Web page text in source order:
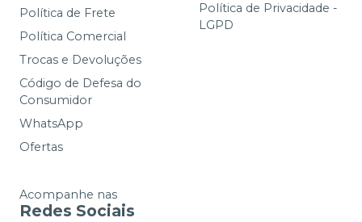
Política de Frete
Política Comercial
Trocas e Devoluções
Código de Defesa do
Consumidor
WhatsApp
Ofertas
Política de Privacidade -
LGPD
Acompanhe nas
Redes Sociais